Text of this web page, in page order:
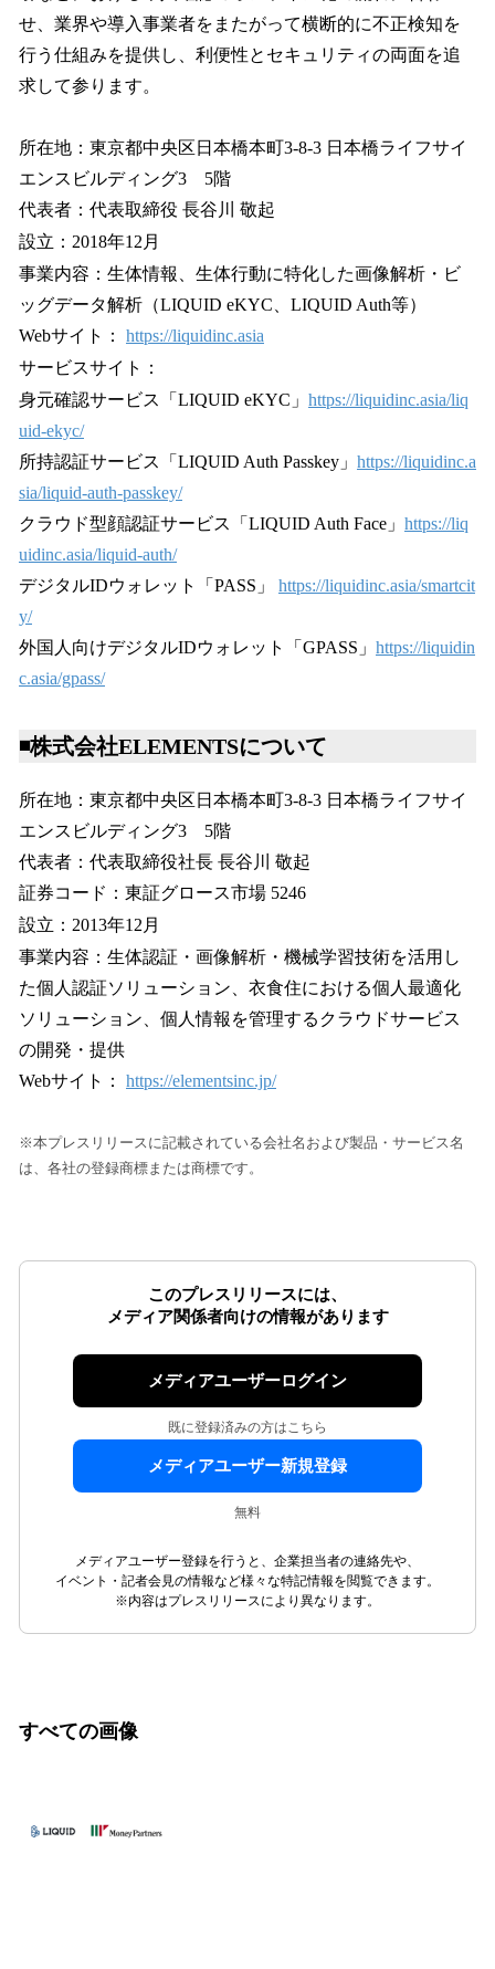
せ、業界や導入事業者をまたがって横断的に不正検知を
行う仕組みを提供し、利便性とセキュリティの両面を追
求して参ります。
所在地：東京都中央区日本橋本町3-8-3 日本橋ライフサイ
エンスビルディング3 5階
代表者：代表取締役 長谷川 敬起
設立：2018年12月
事業内容：生体情報、生体行動に特化した画像解析・ビ
ッグデータ解析（LIQUID eKYC、LIQUID Auth等）
Webサイト： https://liquidinc.asia
サービスサイト：
身元確認サービス「LIQUID eKYC」 https://liquidinc.asia/liq
uid-ekyc/
所持認証サービス「LIQUID Auth Passkey」 https://liquidinc.a
sia/liquid-auth-passkey/
クラウド型顔認証サービス「LIQUID Auth Face」 https://liq
uidinc.asia/liquid-auth/
デジタルIDウォレット「PASS」 https://liquidinc.asia/smartcit
y/
外国人向けデジタルIDウォレット「GPASS」 https://liquidin
c.asia/gpass/
◾️株式会社ELEMENTSについて
所在地：東京都中央区日本橋本町3-8-3 日本橋ライフサイ
エンスビルディング3 5階
代表者：代表取締役社長 長谷川 敬起
証券コード：東証グロース市場 5246
設立：2013年12月
事業内容：生体認証・画像解析・機械学習技術を活用し
た個人認証ソリューション、衣食住における個人最適化
ソリューション、個人情報を管理するクラウドサービス
の開発・提供
Webサイト： https://elementsinc.jp/
※本プレスリリースに記載されている会社名および製品・サービス名
は、各社の登録商標または商標です。
このプレスリリースには、
メディア関係者向けの情報があります
メディアユーザーログイン
既に登録済みの方はこちら
メディアユーザー新規登録
無料
メディアユーザー登録を行うと、企業担当者の連絡先や、
イベント・記者会見の情報など様々な特記情報を閲覧できます。
※内容はプレスリリースにより異なります。
すべての画像